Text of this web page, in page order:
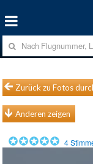
Zurück zu Fotos
Anderen zeigen
4